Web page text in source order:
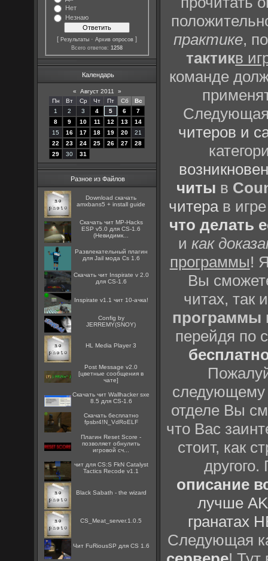
Нет
Незнаю
[Результаты ·Архив опросов ]
Всего ответов:1258
Календарь
« Август 2011
»
Пн
Вт Ср Чт Пт Сб
Вс
1
2 3 4 5 6
7
8
9 10 11 12 13
14
15
16 17 18 19 20
21
22
23 24 25 26 27
28
29
30 31
Разное из Файлов
Download скачать
amxbans5 + install guide
Скачать чит MP-Hacks
ESP v5.0 для CS-1.6
(Невидимк...
Развлекательный плагин
для Jail мода Cs 1.6
Скачать чит Inspirate v 2.0
для CS-1.6
Inspirate v1.1 чит 10-ачка!
Config by
JERREMY(SNOY)
HL Media Player 3
Post Message v2.0
[цветные сообщения в
чате]
Скачать чит Wallhacker sxe
8.5 для CS-1.6
Скачать бесплатно
fpsbr4!N_VdRoELF
Плагин Reset Score -
позволяет обнулить
игровой сч...
чит для CS:S FkN Catalyst
Tactics Recode v1.1
Black Sabath - the wizard
CS_Meat_server.1.0.5
Чит FuRiousSP для CS 1.6
практике,
тактикв
команде
Следующая
читеров и
читы в
читерав
что делать
икак
программы!
Вы
читах, так
программы
перейдя по
отделе Вы
что Вас
стоит, как
описание
лучше
гранатах
Следующая